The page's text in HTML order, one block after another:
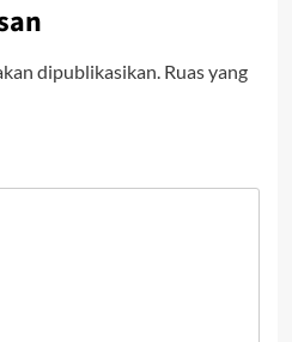
dipublikasikan. Ruas yang